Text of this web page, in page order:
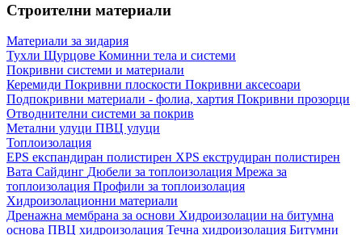
Строителни материали
Материали за зидария
Тухли Щурцове Коминни тела и системи
Покривни системи и материали
Керемиди Покривни плоскости Покривни аксесоари
Подпокривни материали - фолиа, хартия Покривни прозорци
Отводнителни системи за покрив
Метални улуци ПВЦ улуци
Топлоизолация
EPS експандиран полистирен XPS екструдиран полистирен
Вата Сайдинг Дюбели за топлоизолация Мрежа за
топлоизолация Профили за топлоизолация
Хидроизолационни материали
Дренажна мембрана за основи Хидроизолации на битумна
основа ПВЦ хидроизолация Течна хидроизолация Битумни